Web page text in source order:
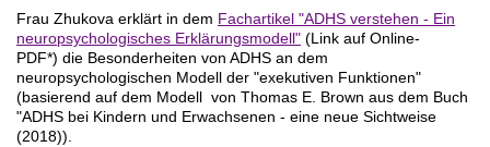
Frau Zhukova erklärt in dem Fachartikel "ADHS verstehen - Ein
neuropsychologisches Erklärungsmodell" (Link auf Online-
PDF*) die Besonderheiten von ADHS an dem
neuropsychologischen Modell der "exekutiven Funktionen"
(basierend auf dem Modell von Thomas E. Brown aus dem Buch
"ADHS bei Kindern und Erwachsenen - eine neue Sichtweise
(2018)).